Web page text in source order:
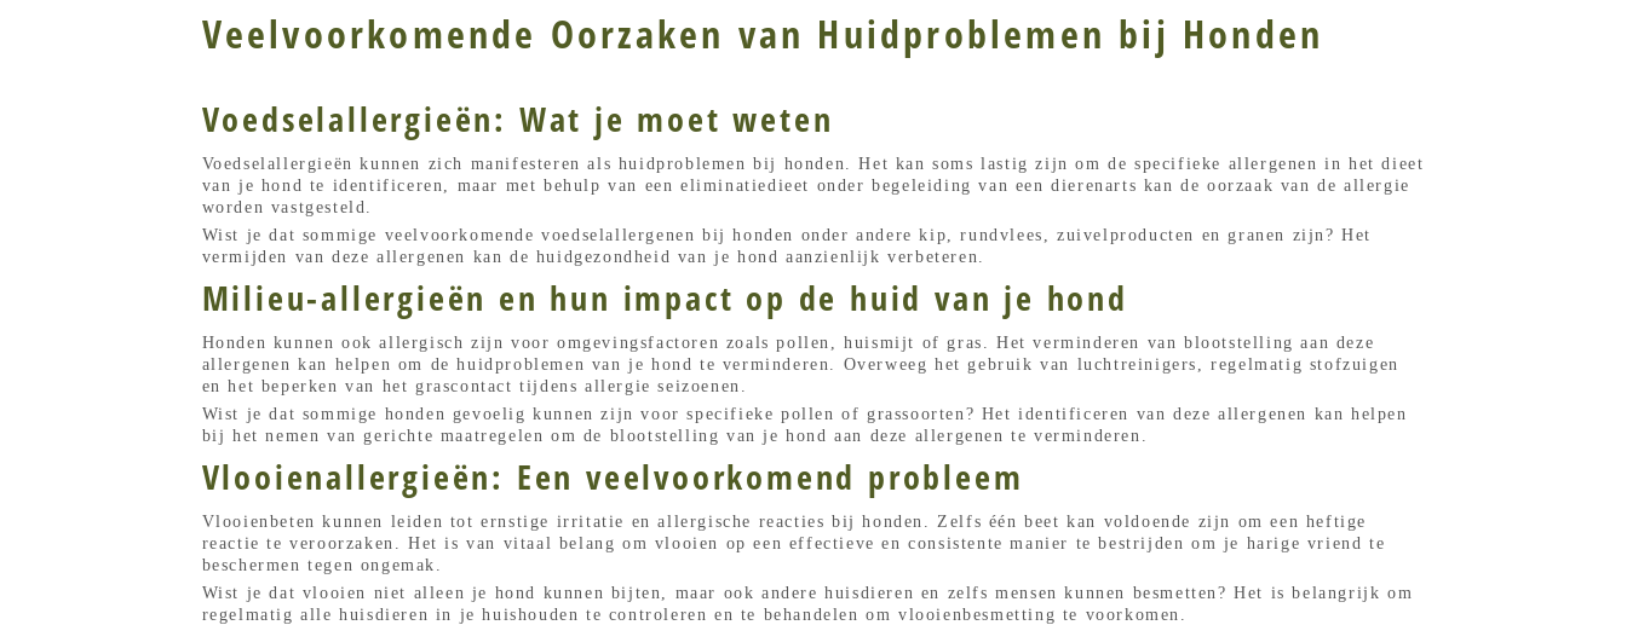
Veelvoorkomende Oorzaken van Huidproblemen bij Honden
Voedselallergieën: Wat je moet weten
Voedselallergieën kunnen zich manifesteren als huidproblemen bij honden. Het kan soms lastig zijn om de specifieke allergenen in het dieet
van je hond te identificeren, maar met behulp van een eliminatiedieet onder begeleiding van een dierenarts kan de oorzaak van de allergie
worden vastgesteld.
Wist je dat sommige veelvoorkomende voedselallergenen bij honden onder andere kip, rundvlees, zuivelproducten en granen zijn? Het
vermijden van deze allergenen kan de huidgezondheid van je hond aanzienlijk verbeteren.
Milieu-allergieën en hun impact op de huid van je hond
Honden kunnen ook allergisch zijn voor omgevingsfactoren zoals pollen, huismijt of gras. Het verminderen van blootstelling aan deze
allergenen kan helpen om de huidproblemen van je hond te verminderen. Overweeg het gebruik van luchtreinigers, regelmatig stofzuigen
en het beperken van het grascontact tijdens allergie seizoenen.
Wist je dat sommige honden gevoelig kunnen zijn voor specifieke pollen of grassoorten? Het identificeren van deze allergenen kan helpen
bij het nemen van gerichte maatregelen om de blootstelling van je hond aan deze allergenen te verminderen.
Vlooienallergieën: Een veelvoorkomend probleem
Vlooienbeten kunnen leiden tot ernstige irritatie en allergische reacties bij honden. Zelfs één beet kan voldoende zijn om een heftige
reactie te veroorzaken. Het is van vitaal belang om vlooien op een effectieve en consistente manier te bestrijden om je harige vriend te
beschermen tegen ongemak.
Wist je dat vlooien niet alleen je hond kunnen bijten, maar ook andere huisdieren en zelfs mensen kunnen besmetten? Het is belangrijk om
regelmatig alle huisdieren in je huishouden te controleren en te behandelen om vlooienbesmetting te voorkomen.